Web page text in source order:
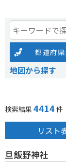
都道府
地図から探す
検索結果 4414 件
リスト
旦飯野神社